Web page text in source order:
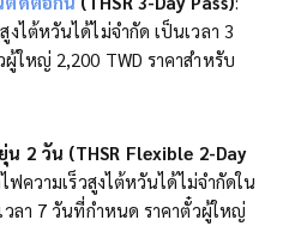
งไต้หวันได้ไม่จำกัด เป็นเวลา 3
ใหญ่ 2,200 TWD ราคาสำหรับ
2 วัน (THSR Flexible 2-Day
ไฟความเร็วสูงไต้หวันได้ไม่จำกัดใน
วลา 7 วันที่กำหนด ราคาตั๋วผู้ใหญ่